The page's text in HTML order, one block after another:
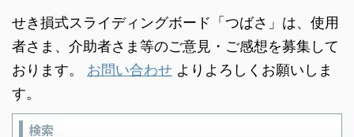
せき損式スライディングボード「つばさ」は、使用
者さま、介助者さま等のご意見・ご感想を募集して
おります。 お問い合わせ よりよろしくお願いしま
す。
検索